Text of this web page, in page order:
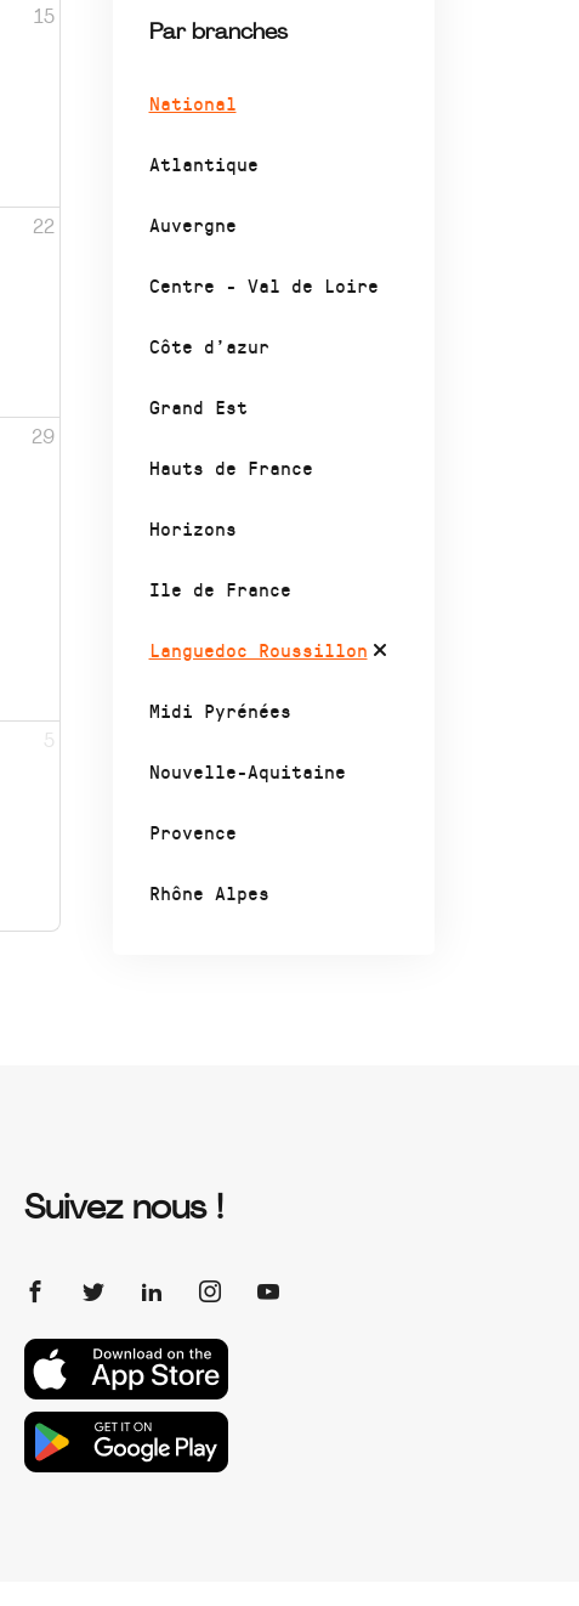
Par branches
National
Atlantique
Auvergne
Centre - Val de Loire
Côte d’azur
Grand Est
Hauts de France
Horizons
Ile de France
Languedoc Roussillon
Midi Pyrénées
Nouvelle-Aquitaine
Provence
Rhône Alpes
15
22
29
5
Suivez nous !